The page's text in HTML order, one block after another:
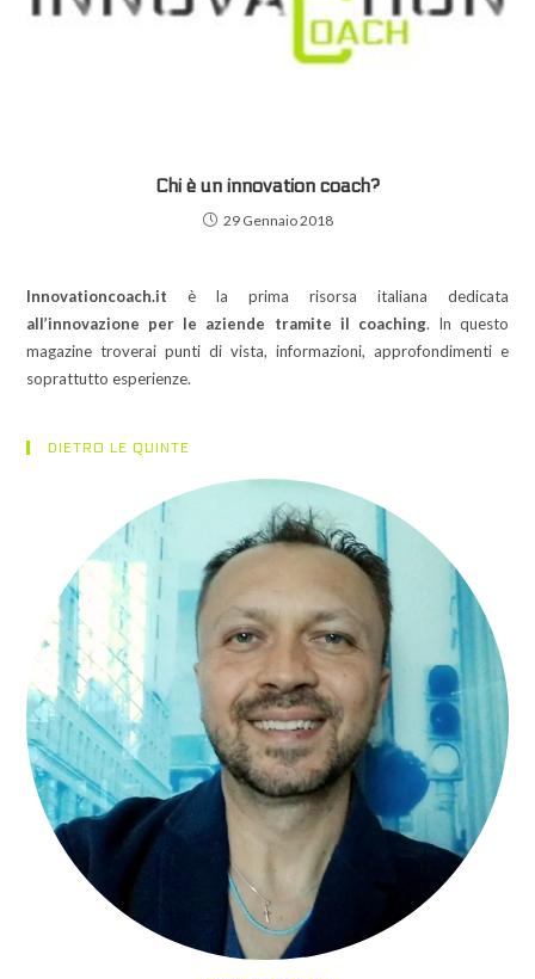
Chi è un innovation coach?
29 Gennaio 2018
Innovationcoach.it è la prima risorsa italiana dedicata
all’innovazione per le aziende tramite il coaching. In questo
magazine troverai punti di vista, informazioni, approfondimenti e
soprattutto esperienze.
DIETRO LE QUINTE